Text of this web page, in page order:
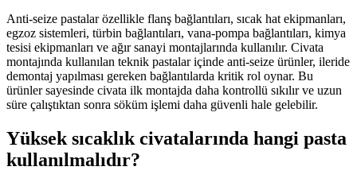
Anti-seize pastalar özellikle flanş bağlantıları, sıcak hat ekipmanları,
egzoz sistemleri, türbin bağlantıları, vana-pompa bağlantıları, kimya
tesisi ekipmanları ve ağır sanayi montajlarında kullanılır. Civata
montajında kullanılan teknik pastalar içinde anti-seize ürünler, ileride
demontaj yapılması gereken bağlantılarda kritik rol oynar. Bu
ürünler sayesinde civata ilk montajda daha kontrollü sıkılır ve uzun
süre çalıştıktan sonra söküm işlemi daha güvenli hale gelebilir.
Yüksek sıcaklık civatalarında hangi pasta
kullanılmalıdır?